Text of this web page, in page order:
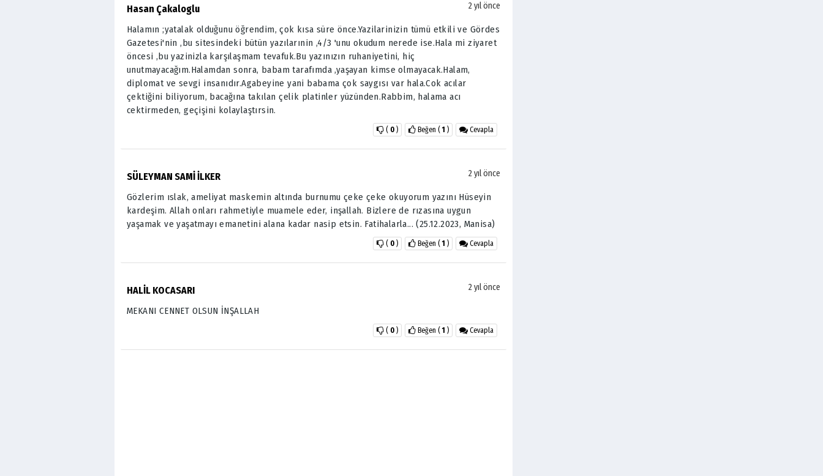
Hasan Çakaloglu 2 yıl önce
Halamın ;yatalak olduğunu öğrendim, çok kısa süre önce.Yazilarinizin tümü etkili ve Gördes
Gazetesi'nin ,bu sitesindeki bütün yazılarınin ,4/3 'unu okudum nerede ise.Hala mi ziyaret
öncesi ,bu yazinizla karşılaşmam tevafuk.Bu yazınızın ruhaniyetini, hiç
unutmayacağım.Halamdan sonra, babam tarafımda ,yaşayan kimse olmayacak.Halam,
diplomat ve sevgi insanıdır.Agabeyine yani babama çok saygısı var hala.Cok acılar
çektiğini biliyorum, bacağına takılan çelik platinler yüzünden.Rabbim, halama acı
cektirmeden, geçişini kolaylaştırsin.
Cevapla
Beğen ( 1 )
( 0 )
SÜLEYMAN SAMİ İLKER 2 yıl önce
Gözlerim ıslak, ameliyat maskemin altında burnumu çeke çeke okuyorum yazını Hüseyin
kardeşim. Allah onları rahmetiyle muamele eder, inşallah. Bizlere de rızasına uygun
yaşamak ve yaşatmayı emanetini alana kadar nasip etsin. Fatihalarla... (25.12.2023, Manisa)
Cevapla
Beğen ( 1 )
( 0 )
HALİL KOCASARI 2 yıl önce
MEKANI CENNET OLSUN İNŞALLAH
Cevapla
Beğen ( 1 )
( 0 )